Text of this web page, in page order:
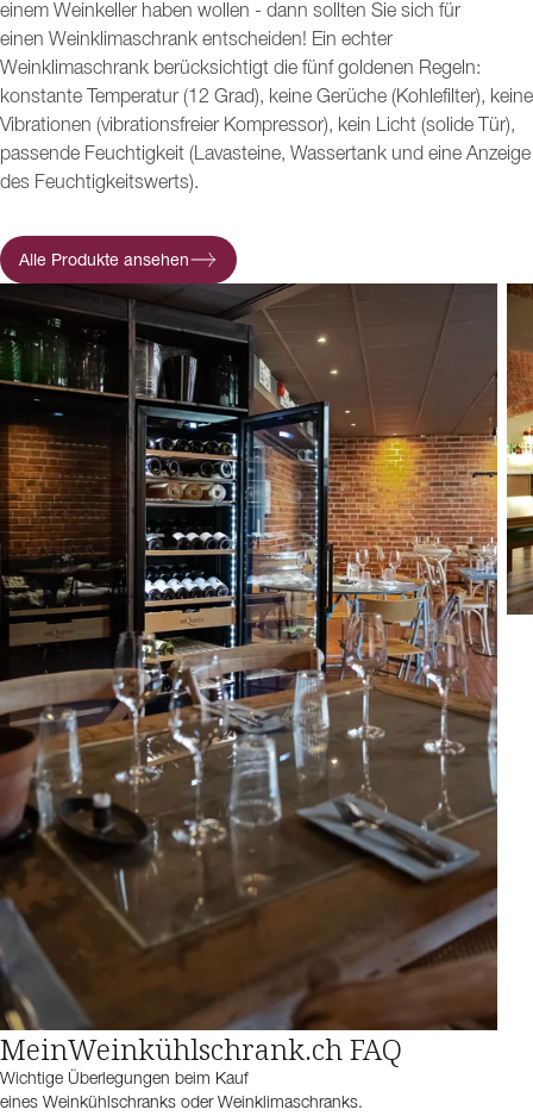
einem Weinkeller haben wollen - dann sollten Sie sich für
einen Weinklimaschrank entscheiden! Ein echter
Weinklimaschrank berücksichtigt die fünf goldenen Regeln:
konstante Temperatur (12 Grad), keine Gerüche (Kohlefilter), keine
Vibrationen (vibrationsfreier Kompressor), kein Licht (solide Tür),
passende Feuchtigkeit (Lavasteine, Wassertank und eine Anzeige
des Feuchtigkeitswerts).
Alle Produkte ansehen
MeinWeinkühlschrank.ch FAQ
Wichtige Überlegungen beim Kauf
eines Weinkühlschranks oder Weinklimaschranks.